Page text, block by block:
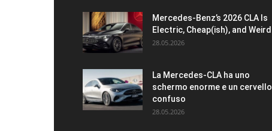
Mercedes-Benz’s 2026 CLA Is
Electric, Cheap(ish), and Weird
28.05.2026
La Mercedes-CLA ha uno
schermo enorme e un cervello
confuso
28.05.2026